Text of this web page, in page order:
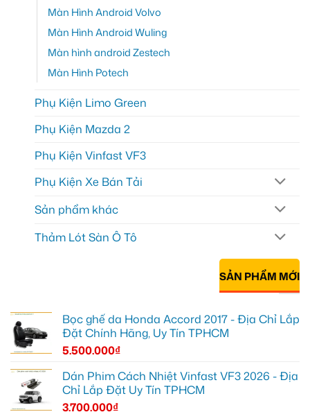
Màn Hình Android Volvo
Màn Hình Android Wuling
Màn hình android Zestech
Màn Hình Potech
Phụ Kiện Limo Green
Phụ Kiện Mazda 2
Phụ Kiện Vinfast VF3
Phụ Kiện Xe Bán Tải
Sản phẩm khác
Thảm Lót Sàn Ô Tô
SẢN PHẨM MỚI
Bọc ghế da Honda Accord 2017 - Địa Chỉ Lắp
Đặt Chính Hãng, Uy Tín TPHCM
5.500.000₫
Dán Phim Cách Nhiệt Vinfast VF3 2026 - Địa
Chỉ Lắp Đặt Uy Tín TPHCM
3.700.000₫